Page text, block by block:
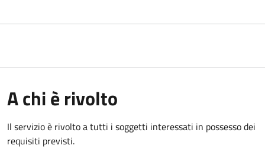
A chi è rivolto
Il servizio è rivolto a tutti i soggetti interessati in possesso dei
requisiti previsti.